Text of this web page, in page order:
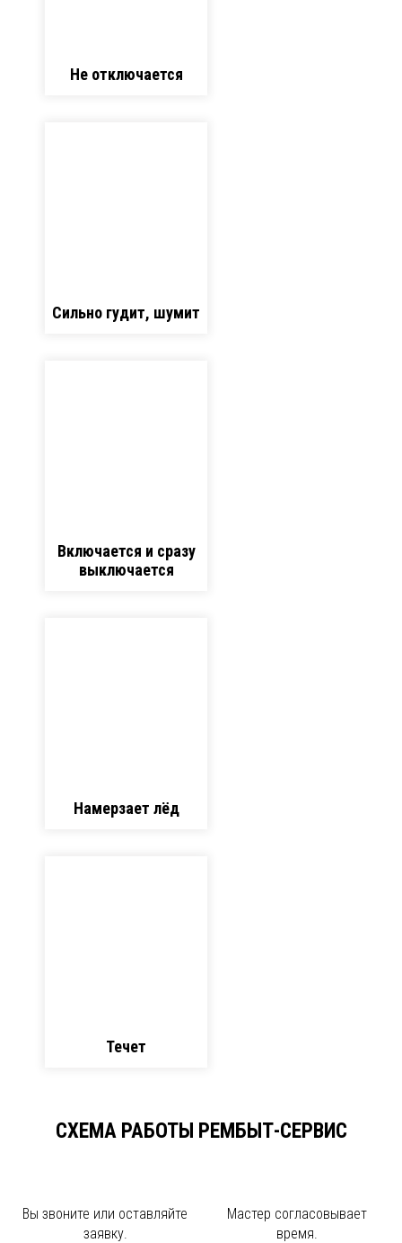
Не отключается
Сильно гудит, шумит
Включается и сразу
выключается
Намерзает лёд
Течет
СХЕМА РАБОТЫ РЕМБЫТ-СЕРВИС
Вы звоните или оставляйте
заявку.
Мастер согласовывает
время.